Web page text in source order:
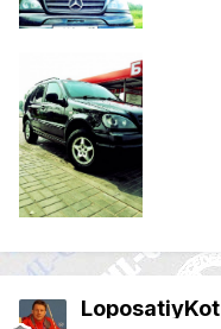
LoposatiyKot